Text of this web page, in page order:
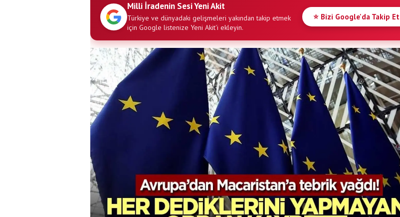
Milli İradenin Sesi Yeni Akit
Türkiye ve dünyadaki gelişmeleri yakından takip etmek
için Google listenize Yeni Akit'i ekleyin.
⭐ Bizi Google'da Takip Et